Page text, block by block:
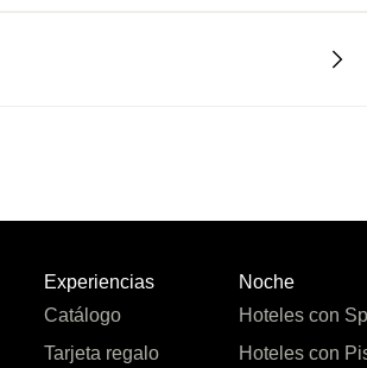
Experiencias
Catálogo
Tarjeta regalo
Noche
Hoteles con
Hoteles con